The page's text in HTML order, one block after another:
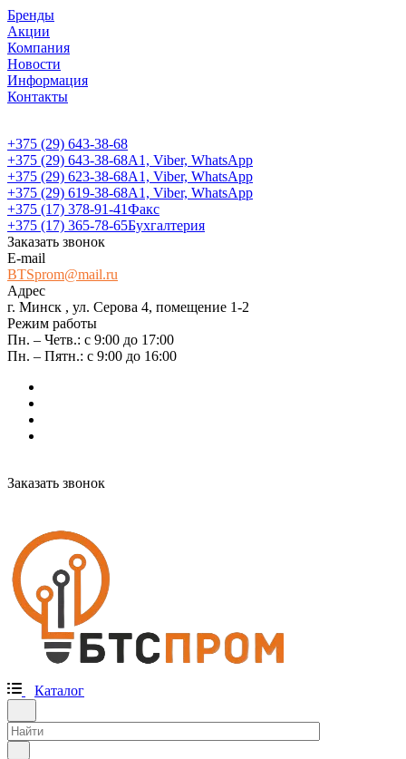
Бренды
Акции
Компания
Новости
Информация
Контакты
+375 (29) 643-38-68
+375 (29) 643-38-68А1, Viber, WhatsApp
+375 (29) 623-38-68А1, Viber, WhatsApp
+375 (29) 619-38-68А1, Viber, WhatsApp
+375 (17) 378-91-41Факс
+375 (17) 365-78-65Бухгалтерия
Заказать звонок
E-mail
BTSprom@mail.ru
Адрес
г. Минск , ул. Серова 4, помещение 1-2
Режим работы
Пн. – Четв.: с 9:00 до 17:00
Пн. – Пятн.: с 9:00 до 16:00
Заказать звонок
Каталог